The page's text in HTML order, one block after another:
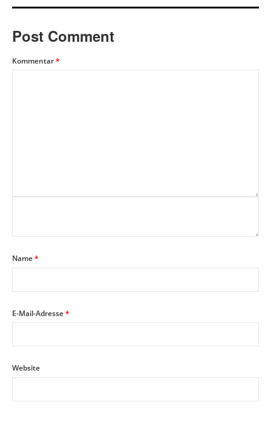
Post Comment
Kommentar*
Name*
E-Mail-Adresse*
Website